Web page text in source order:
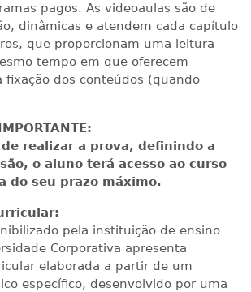
pagos. As videoaulas são de
dinâmicas e atendem cada capítulo
que proporcionam uma leitura
tempo em que oferecem
fixação dos conteúdos (quando
realizar a prova, definindo a
o aluno terá acesso ao curso
do seu prazo máximo.
pela instituição de ensino
Corporativa apresenta
elaborada a partir de um
específico, desenvolvido por uma